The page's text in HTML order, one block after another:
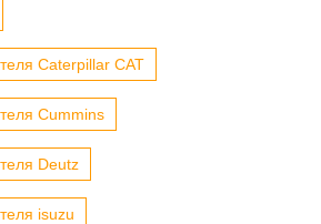
Caterpillar CAT
Cummins
Deutz
isuzu